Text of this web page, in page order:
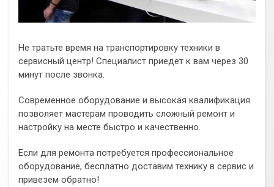
Не тратьте время на транспортировку техники в
сервисный центр! Специалист приедет к вам через 30
минут после звонка.
Современное оборудование и высокая квалификация
позволяет мастерам проводить сложный ремонт и
настройку на месте быстро и качественно.
Если для ремонта потребуется профессиональное
оборудование, бесплатно доставим технику в сервис и
привезем обратно!